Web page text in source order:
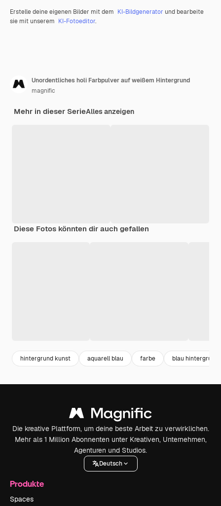
Erstelle deine eigenen Bilder mit dem KI-Bildgenerator und bearbeite
sie mit unserem KI-Fotoeditor.
Unordentliches holi Farbpulver auf weißem Hintergrund
magnific
Mehr in dieser SerieAlles anzeigen
Diese Fotos könnten dir auch gefallen
hintergrund kunst aquarell blau farbe blau hintergrund
Die kreative Plattform, um deine beste Arbeit zu verwirklichen.
Mehr als 1 Million Abonnenten unter Kreativen, Unternehmen,
Agenturen und Studios.
Deutsch
Produkte
Spaces